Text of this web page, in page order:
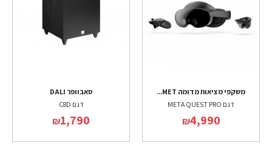
משקפי מציאות מדומה MET...
דגם META QUEST PRO
₪4,990
סאבוופר DALI
דגם C8D
₪1,790